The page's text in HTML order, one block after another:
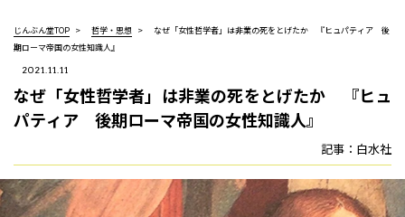
じんぶん堂TOP 哲学・思想
なぜ「女性哲学者」は非業の死をとげたか 『ヒュパティア 後
期ローマ帝国の女性知識人』
2021.11.11
なぜ「女性哲学者」は非業の死をとげたか 『ヒュ
パティア 後期ローマ帝国の女性知識人』
記事：白水社